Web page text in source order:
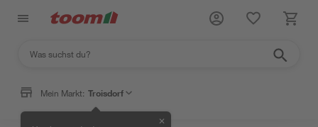
Mein Markt: Troisdorf
✕